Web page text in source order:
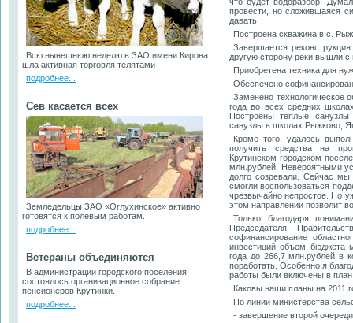
Всю нынешнюю неделю в ЗАО имени Кирова
шла активная торговля телятами
подробнее...
Сев касается всех
Земледельцы ЗАО «Оглухинское» активно
готовятся к полевым работам.
подробнее...
Ветераны объединяются
В администрации городского поселения
состоялось организационное собрание
пенсионеров Крутинки.
подробнее...
провести, но сложившаяся
давать.
Построена скважина в с.
Завершается
другую сторону реки вышли
Приобретена техника для
Обеспечено
Заменено технологическое
года во всех средних
Построены теплые
санузлы в школах Рыжково,
Кроме того, удалось
получить средства на
Крутинском городском
млн.рублей. Невероятными
долго созревали. Сейчас
смогли воспользоваться
чрезвычайно непростое. Но
этом направлении позволит
Только благодаря
Председателя
софинансирование
инвестиций объем бюджета
года до 266,7 млн.рублей в
поработать. Особенно я
работы были включены в
Каковы наши планы на 2011
По линии министерства
- завершение второй